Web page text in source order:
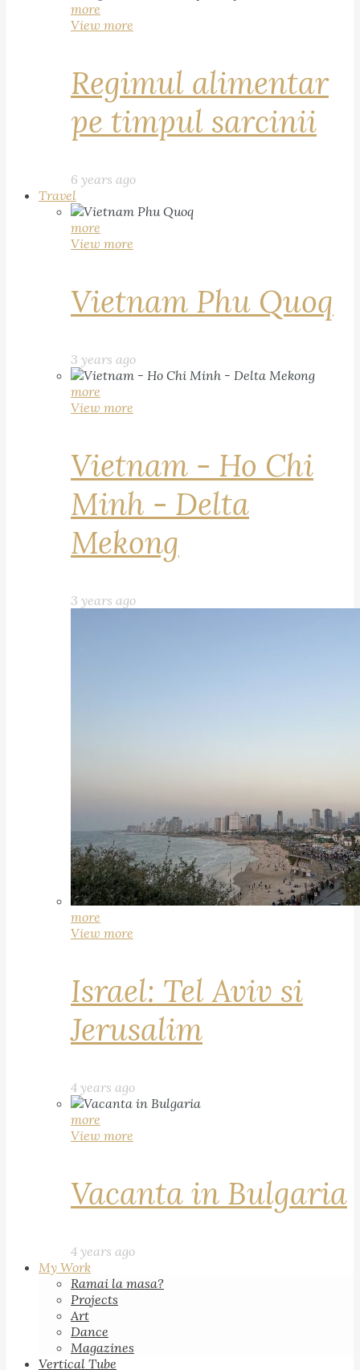
more
View more
Regimul alimentar
pe timpul sarcinii
6 years ago
Travel
more
View more
Vietnam Phu Quoq
3 years ago
more
View more
Vietnam - Ho Chi
Minh - Delta
Mekong
3 years ago
more
View more
Israel: Tel Aviv si
Jerusalim
4 years ago
more
View more
Vacanta in Bulgaria
4 years ago
My Work
Ramai la masa?
Projects
Art
Dance
Magazines
Vertical Tube